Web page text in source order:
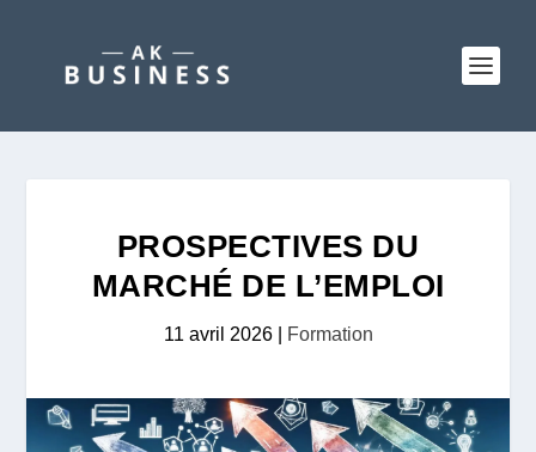
PROSPECTIVES DU
MARCHÉ DE L’EMPLOI
11 avril 2026| Formation